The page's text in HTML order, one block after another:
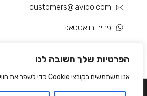
הפרטיות שלך חשובה לנו
אנו משתמשים בקובצי Cookie כדי לשפר את חווית הגלישה שלך
customers@lavido.com
פנייה בוואטסאפ